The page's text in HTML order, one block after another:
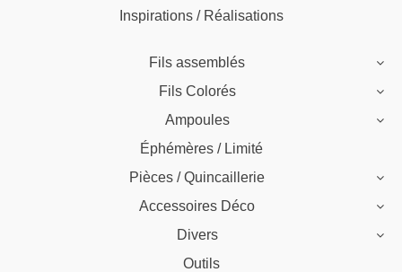
Inspirations / Réalisations
Fils assemblés
Fils Colorés
Ampoules
Éphémères / Limité
Pièces / Quincaillerie
Accessoires Déco
Divers
Outils